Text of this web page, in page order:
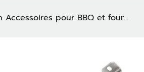
Accessoires pour BBQ et four...